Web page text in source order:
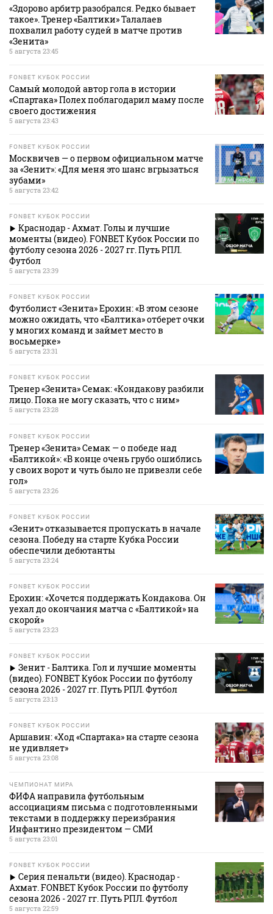
«Здорово арбитр разобрался. Редко бывает
такое». Тренер «Балтики» Талалаев
похвалил работу судей в матче против
«Зенита»
5 августа 23:45
FONBET КУБОК РОССИИ
Самый молодой автор гола в истории
«Спартака» Полех поблагодарил маму после
своего достижения
5 августа 23:43
FONBET КУБОК РОССИИ
Москвичев — о первом официальном матче
за «Зенит»: «Для меня это шанс вгрызаться
зубами»
5 августа 23:42
FONBET КУБОК РОССИИ
Краснодар - Ахмат. Голы и лучшие
моменты (видео). FONBET Кубок России по
футболу сезона 2026 - 2027 гг. Путь РПЛ.
Футбол
5 августа 23:39
FONBET КУБОК РОССИИ
Футболист «Зенита» Ерохин: «В этом сезоне
можно ожидать, что «Балтика» отберет очки
у многих команд и займет место в
восьмерке»
5 августа 23:31
FONBET КУБОК РОССИИ
Тренер «Зенита» Семак: «Кондакову разбили
лицо. Пока не могу сказать, что с ним»
5 августа 23:28
FONBET КУБОК РОССИИ
Тренер «Зенита» Семак — о победе над
«Балтикой»: «В конце очень грубо ошиблись
у своих ворот и чуть было не привезли себе
гол»
5 августа 23:26
FONBET КУБОК РОССИИ
«Зенит» отказывается пропускать в начале
сезона. Победу на старте Кубка России
обеспечили дебютанты
5 августа 23:24
FONBET КУБОК РОССИИ
Ерохин: «Хочется поддержать Кондакова. Он
уехал до окончания матча с «Балтикой» на
скорой»
5 августа 23:23
FONBET КУБОК РОССИИ
Зенит - Балтика. Гол и лучшие моменты
(видео). FONBET Кубок России по футболу
сезона 2026 - 2027 гг. Путь РПЛ. Футбол
5 августа 23:13
FONBET КУБОК РОССИИ
Аршавин: «Ход «Спартака» на старте сезона
не удивляет»
5 августа 23:08
ЧЕМПИОНАТ МИРА
ФИФА направила футбольным
ассоциациям письма с подготовленными
текстами в поддержку переизбрания
Инфантино президентом — СМИ
5 августа 23:01
FONBET КУБОК РОССИИ
Серия пенальти (видео). Краснодар -
Ахмат. FONBET Кубок России по футболу
сезона 2026 - 2027 гг. Путь РПЛ. Футбол
5 августа 22:59